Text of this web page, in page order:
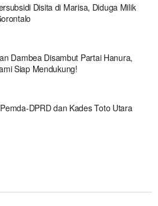
Disita di Marisa, Diduga Milik
Dambea Disambut Partai Hanura,
Siap Mendukung!
DPRD dan Kades Toto Utara